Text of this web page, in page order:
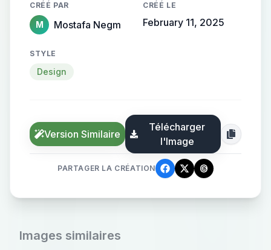
CRÉÉ PAR
M Mostafa Negm
CRÉÉ LE
February 11, 2025
STYLE
Design
Version Similaire
Télécharger
l'Image
PARTAGER LA CRÉATION
Images similaires